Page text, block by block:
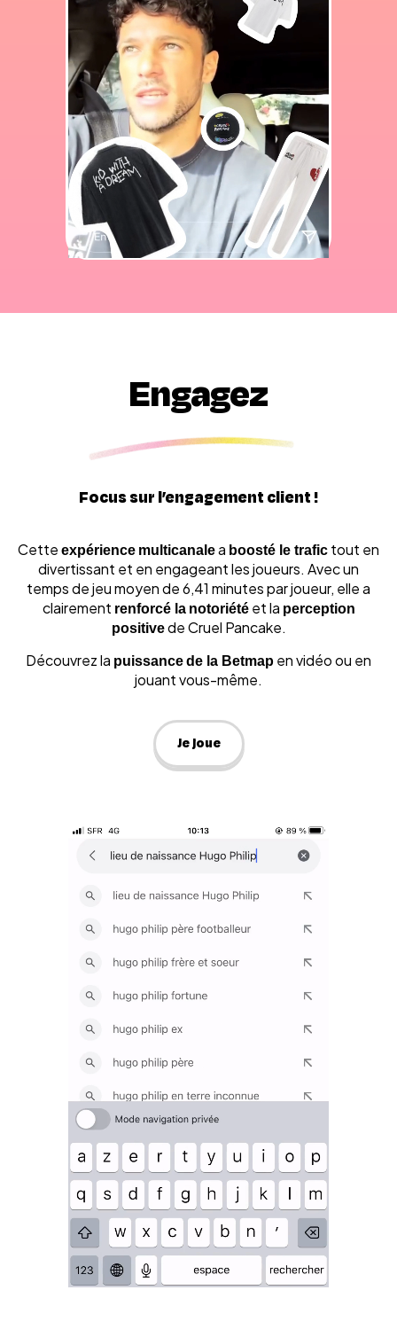
Engagez
Focus sur l’engagement client !
Cetteexpériencemulticanalea boosté le trafictout en
divertissant et en engageant les joueurs. Avec un
temps de jeu moyen de 6,41 minutes par joueur, elle a
clairement renforcé la notoriétéet la perception
positivede Cruel Pancake.
Découvrez la puissancede la Betmapen vidéo ou en
jouant vous-même.
Je joue